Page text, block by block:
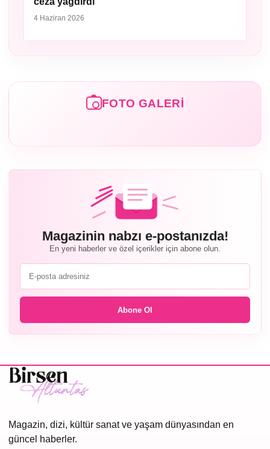
4 Haziran 2026
FOTO GALERI
Magazinin nabzı e-postanızda!
En yeni haberler ve özel içerikler için abone olun.
Abone Ol
Magazin, dizi, kültür sanat ve yaşam dünyasından en
güncel haberler.